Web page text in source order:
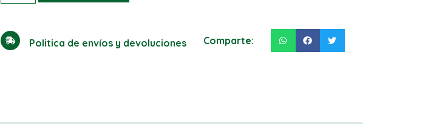
Politica de envíos y devoluciones Comparte: